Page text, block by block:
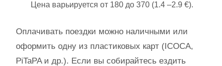
Цена варьируется от 180 до 370 (1.4 –2.9 €).
Оплачивать поездки можно наличными или
оформить одну из пластиковых карт (ICOCA,
PiTaPA и др.). Если вы собирайтесь ездить